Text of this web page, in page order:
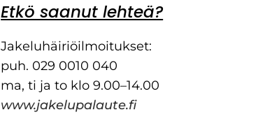
Etkö saanut lehteä?
Jakeluhäiriöilmoitukset:
puh. 029 0010 040
ma, ti ja to klo 9.00–14.00
www.jakelupalaute.fi